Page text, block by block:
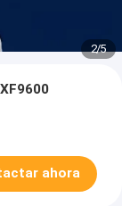
2/5
ahora